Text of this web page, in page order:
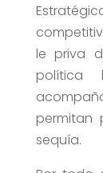
le priva
política
permitan
sequía.